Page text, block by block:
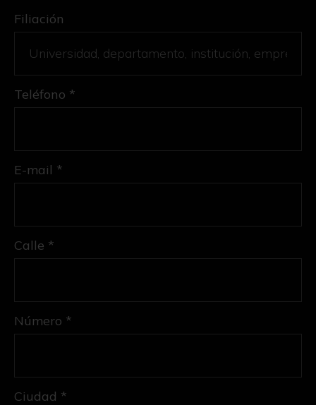
Filiación
Teléfono *
E-mail *
Calle *
Número *
Ciudad *